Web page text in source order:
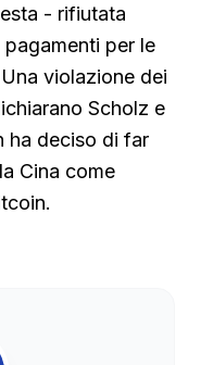
- rifiutata
per le
violazione dei
Scholz e
ha deciso di far
Cina come